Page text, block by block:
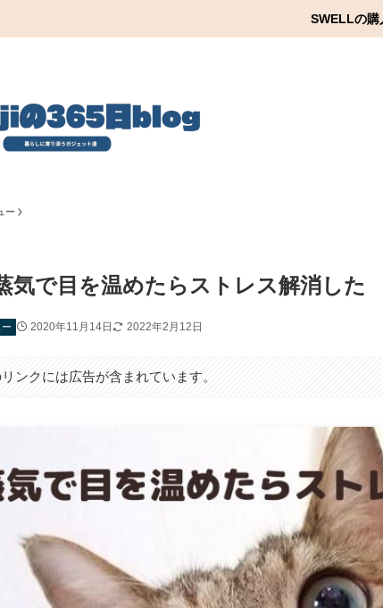
SWELLの購
ー
気で目を温めたらストレス解消した
2020年11月14日 2022年2月12日
ンクには広告が含まれています。